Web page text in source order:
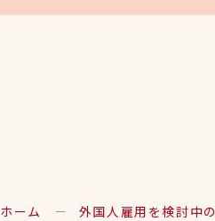
ホーム 外国人雇用を検討中